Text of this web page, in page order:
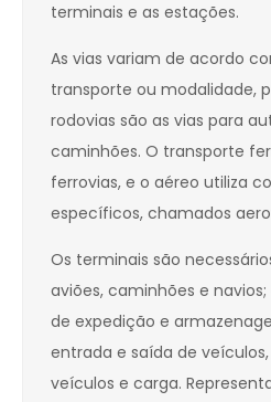
terminais e as estações.
As vias variam de acordo
transporte ou modalidade,
rodovias são as vias para
caminhões. O transporte
ferrovias, e o aéreo utiliza
específicos, chamados
Os terminais são
aviões, caminhões e
de expedição e
entrada e saída de
veículos e carga.